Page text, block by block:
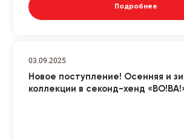
Подробнее
03.09.2025
Новое поступление! Осенняя и
коллекции в секонд-хенд